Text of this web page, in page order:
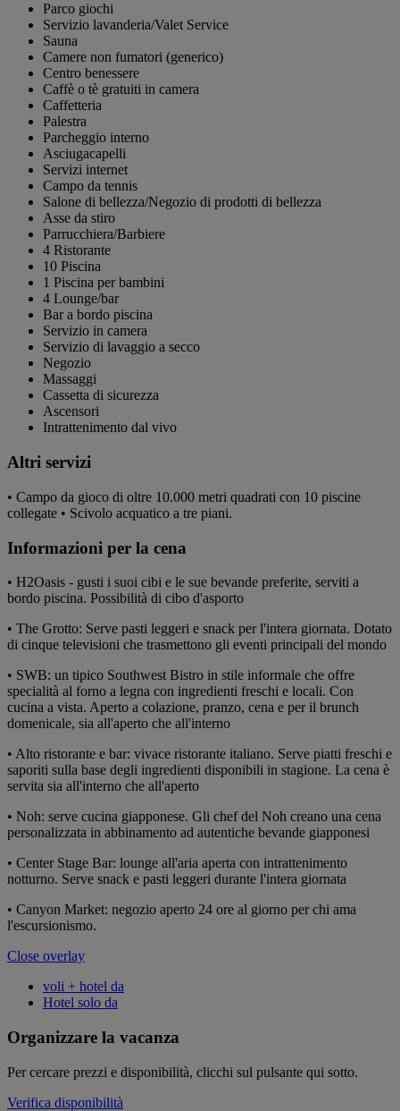
Parco giochi
Servizio lavanderia/Valet Service
Sauna
Camere non fumatori (generico)
Centro benessere
Caffè o tè gratuiti in camera
Caffetteria
Palestra
Parcheggio interno
Asciugacapelli
Servizi internet
Campo da tennis
Salone di bellezza/Negozio di prodotti di bellezza
Asse da stiro
Parrucchiera/Barbiere
4 Ristorante
10 Piscina
1 Piscina per bambini
4 Lounge/bar
Bar a bordo piscina
Servizio in camera
Servizio di lavaggio a secco
Negozio
Massaggi
Cassetta di sicurezza
Ascensori
Intrattenimento dal vivo
Altri servizi
• Campo da gioco di oltre 10.000 metri quadrati con 10 piscine
collegate • Scivolo acquatico a tre piani.
Informazioni per la cena
• H2Oasis - gusti i suoi cibi e le sue bevande preferite, serviti a
bordo piscina. Possibilità di cibo d'asporto
• The Grotto: Serve pasti leggeri e snack per l'intera giornata. Dotato
di cinque televisioni che trasmettono gli eventi principali del mondo
• SWB: un tipico Southwest Bistro in stile informale che offre
specialità al forno a legna con ingredienti freschi e locali. Con
cucina a vista. Aperto a colazione, pranzo, cena e per il brunch
domenicale, sia all'aperto che all'interno
• Alto ristorante e bar: vivace ristorante italiano. Serve piatti freschi e
saporiti sulla base degli ingredienti disponibili in stagione. La cena è
servita sia all'interno che all'aperto
• Noh: serve cucina giapponese. Gli chef del Noh creano una cena
personalizzata in abbinamento ad autentiche bevande giapponesi
• Center Stage Bar: lounge all'aria aperta con intrattenimento
notturno. Serve snack e pasti leggeri durante l'intera giornata
• Canyon Market: negozio aperto 24 ore al giorno per chi ama
l'escursionismo.
Close overlay
voli + hotel da
Hotel solo da
Organizzare la vacanza
Per cercare prezzi e disponibilità, clicchi sul pulsante qui sotto.
Verifica disponibilità